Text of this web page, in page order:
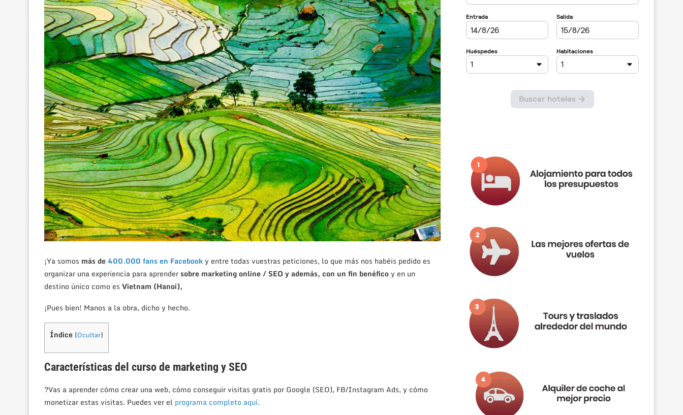
¡Ya somos más de 400.000 fans en Facebooky entre todas vuestras peticiones, lo que más nos habéis pedido es
organizar una experiencia para aprendersobre marketing online / SEO y además, con un fin benéficoy en un
destino único como es Vietnam (Hanoi),
¡Pues bien! Manos a la obra, dicho y hecho.
Índice [Ocultar]
Características del curso de marketing y SEO
?Vas a aprender cómo crear una web, cómo conseguir visitas gratis por Google (SEO), FB/Instagram Ads, y cómo
monetizar estas visitas. Puedes ver el programa completo aquí.